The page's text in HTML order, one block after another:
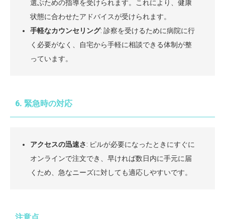
選ぶための指導を受けられます。これにより、健康
状態に合わせたアドバイスが受けられます。
手軽なカウンセリング: 診察を受けるために病院に行
く必要がなく、自宅から手軽に相談できる体制が整
っています。
6. 緊急時の対応
アクセスの迅速さ: ピルが必要になったときにすぐに
オンラインで注文でき、早ければ数日内に手元に届
くため、急なニーズに対しても適応しやすいです。